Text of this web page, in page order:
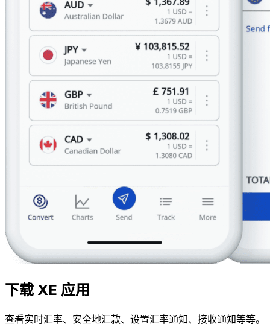
下载 XE 应用
查看实时汇率、安全地汇款、设置汇率通知、接收通知等等。